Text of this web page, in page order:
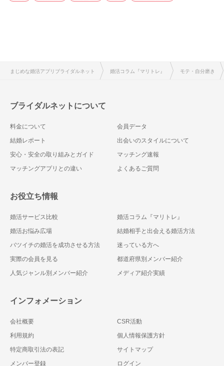
まじめな婚活アプリブライダルネット 婚活コラム『マリトレ』 モテ・自分磨き
ブライダルネットについて
料金について
会員データ
結婚レポート
出会いのスタイルについて
安心・安全の取り組みとガイド
マッチング速報
マッチングアプリとの違い
よくあるご質問
お役立ち情報
婚活サービス比較
婚活コラム『マリトレ』
婚活お悩み広場
結婚相手と出会える婚活方法
バツイチの婚活を成功させる方法
迷っている方へ
実際の会員を見る
都道府県別メンバー紹介
人気ジャンル別メンバー紹介
メディア紹介実績
インフォメーション
会社概要
CSR活動
利用規約
個人情報保護方針
特定商取引法の表記
サイトマップ
メンバー登録
ログイン